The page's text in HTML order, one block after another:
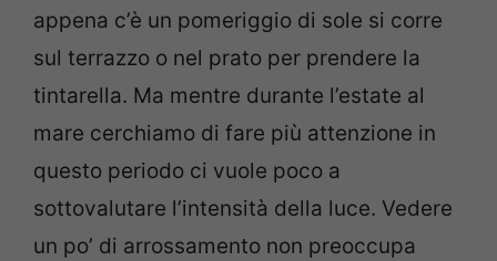
appena c’è un pomeriggio di sole si corre
sul terrazzo o nel prato per prendere la
tintarella. Ma mentre durante l’estate al
mare cerchiamo di fare più attenzione in
questo periodo ci vuole poco a
sottovalutare l’intensità della luce. Vedere
un po’ di arrossamento non preoccupa